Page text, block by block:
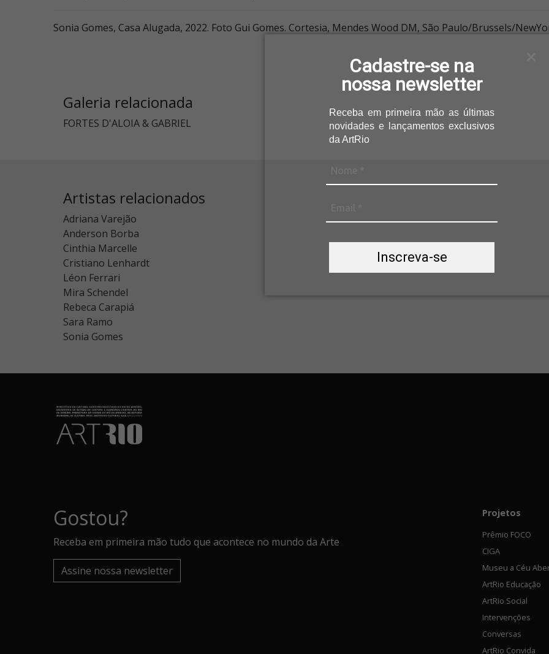
Cadastre-se na
nossa newsletter
Receba em primeira mão as últimas
novidades e lançamentos exclusivos
da ArtRio
Inscreva-se
Sonia Gomes, Casa Alugada, 2022. Foto Gui Gomes. Cortesia, Mendes Wood DM, São Paulo/Brussels/
Galeria relacionada
FORTES D'ALOIA & GABRIEL
Artistas relacionados
Adriana Varejão
Anderson Borba
Cinthia Marcelle
Cristiano Lenhardt
Léon Ferrari
Mira Schendel
Rebeca Carapiá
Sara Ramo
Sonia Gomes
Gostou?
Receba em primeira mão tudo que acontece no mundo da Arte
Assine nossa newsletter
Projetos
Prêmio FOCO
CIGA
Museu a Céu
ArtRio Educação
ArtRio Social
Intervenções
Conversas
ArtRio Convida